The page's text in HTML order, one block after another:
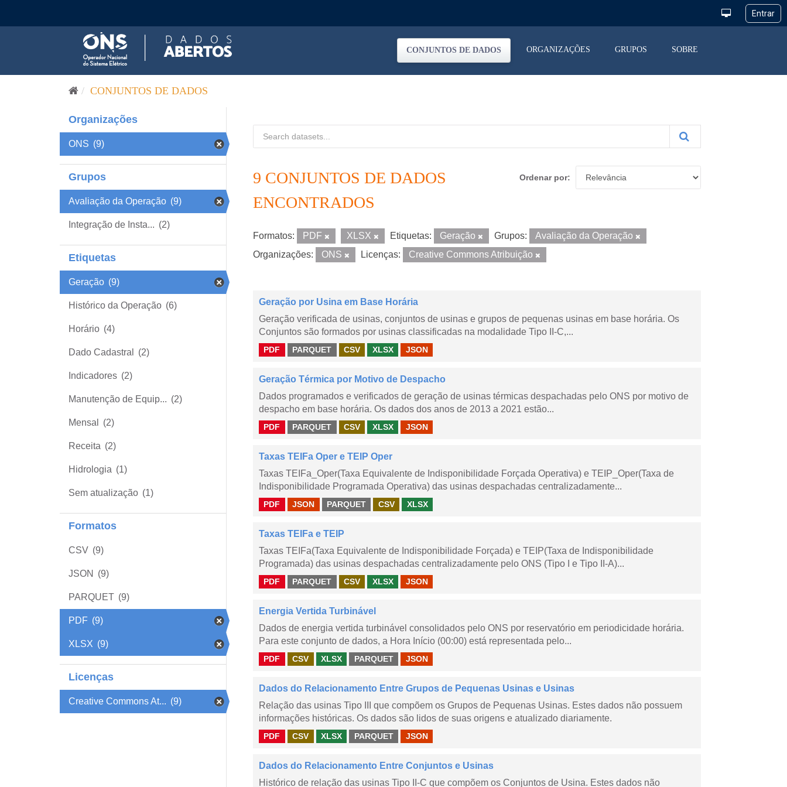
CONJUNTOS DE DADOS ORGANIZAÇÕES GRUPOS SOBRE
CONJUNTOS DE DADOS
Organizações
ONS (9)
Grupos
Avaliação da Operação (9)
Integração de Insta... (2)
Etiquetas
Geração (9)
Histórico da Operação (6)
Horário (4)
Dado Cadastral (2)
Indicadores (2)
Manutenção de Equip... (2)
Mensal (2)
Receita (2)
Hidrologia (1)
Sem atualização (1)
Formatos
CSV (9)
JSON (9)
PARQUET (9)
PDF (9)
XLSX (9)
Licenças
Creative Commons At... (9)
Ordenar por
9 CONJUNTOS DE DADOS
ENCONTRADOS
Formatos: PDF XLSX Etiquetas: Geração Grupos:
Avaliação da Operação
Organizações:
ONS Licenças: Creative Commons Atribuição
Geração por Usina em Base Horária
Geração verificada de usinas, conjuntos de usinas e grupos de pequenas usinas em base horária. Os
Conjuntos são formados por usinas classificadas na modalidade Tipo II-C,...
PDF PARQUET CSV XLSX JSON
Geração Térmica por Motivo de Despacho
Dados programados e verificados de geração de usinas térmicas despachadas pelo ONS por motivo de
despacho em base horária. Os dados dos anos de 2013 a 2021 estão...
PDF PARQUET CSV XLSX JSON
Taxas TEIFa Oper e TEIP Oper
Taxas TEIFa_Oper(Taxa Equivalente de Indisponibilidade Forçada Operativa) e TEIP_Oper(Taxa de
Indisponibilidade Programada Operativa) das usinas despachadas centralizadamente...
PDF JSON PARQUET CSV XLSX
Taxas TEIFa e TEIP
Taxas TEIFa(Taxa Equivalente de Indisponibilidade Forçada) e TEIP(Taxa de Indisponibilidade
Programada) das usinas despachadas centralizadamente pelo ONS (Tipo I e Tipo II-A)...
PDF PARQUET CSV XLSX JSON
Energia Vertida Turbinável
Dados de energia vertida turbinável consolidados pelo ONS por reservatório em periodicidade horária.
Para este conjunto de dados, a Hora Início (00:00) está representada pelo...
PDF CSV XLSX PARQUET JSON
Dados do Relacionamento Entre Grupos de Pequenas Usinas e Usinas
Relação das usinas Tipo III que compõem os Grupos de Pequenas Usinas. Estes dados não possuem
informações históricas. Os dados são lidos de suas origens e atualizado diariamente.
PDF CSV XLSX PARQUET JSON
Dados do Relacionamento Entre Conjuntos e Usinas
Histórico de relação das usinas Tipo II-C que compõem os Conjuntos de Usina. Estes dados não